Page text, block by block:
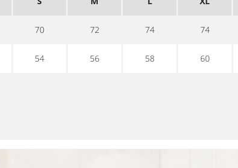
70 72 74 74
54 56 58 60